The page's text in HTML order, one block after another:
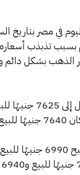
تذبذب
بتغطية أسعار الذهب